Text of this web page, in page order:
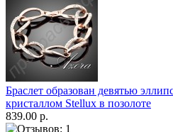
Браслет образован девятью
кристаллом Stellux в позолоте
839.00 р.